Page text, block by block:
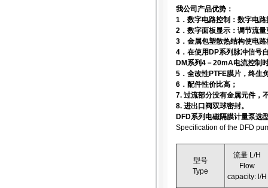
我公司产品优势：
1．数字电路控制：数字电
2．数字面板显示：调节流
3．金属包塑散热结构使电
4．在使用DP系列脉冲信号
DM系列4－20mA电流控制
5．全改性PTFE膜片，终生
6．配件性价比高；
7. 过流部分没有金属元件，
8. 进出口阀双球密封。
DFD系列电磁隔膜计量泵选
Specification of the DFD
型号
Type
流量 L/H
Flow
capacity: l/H